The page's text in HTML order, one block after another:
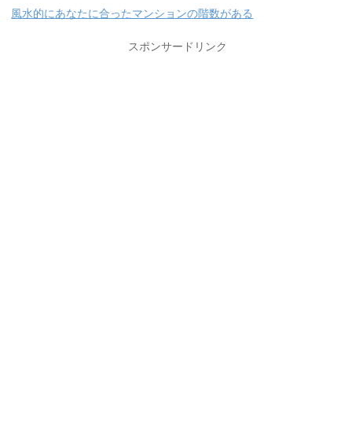
風水的にあなたに合ったマンションの階数がある
スポンサードリンク